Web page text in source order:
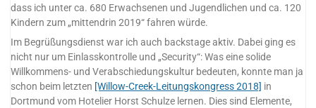
dass ich unter ca. 680 Erwachsenen und Jugendlichen und ca. 120
Kindern zum „mittendrin 2019“ fahren würde.
Im Begrüßungsdienst war ich auch backstage aktiv. Dabei ging es
nicht nur um Einlasskontrolle und „Security“: Was eine solide
Willkommens- und Verabschiedungskultur bedeuten, konnte man ja
schon beim letzten [Willow-Creek-Leitungskongress 2018] in
Dortmund vom Hotelier Horst Schulze lernen. Dies sind Elemente,